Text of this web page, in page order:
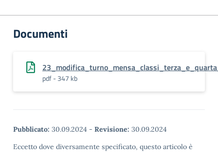
Documenti
pdf - 347 kb
Pubblicato: 30.09.2024 - Revisione: 30.09.2024
Eccetto dove diversamente specificato, questo articolo è